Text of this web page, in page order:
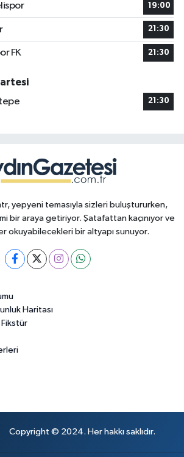
19:00
21:30
FK 21:30
21:30
yepyeni temasıyla sizleri buluştururken,
bir araya getiriyor. Şatafattan kaçınıyor ve
okuyabilecekleri bir altyapı sunuyor.
Haritası
Fikstür
Copyright © 2024. Her hakkı saklıdır.